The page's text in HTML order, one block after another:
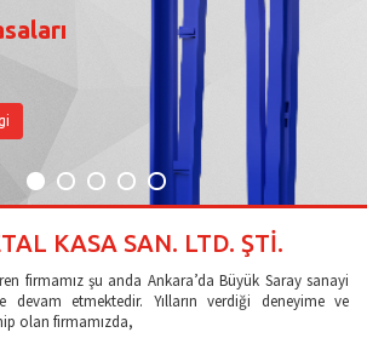
KASA SAN. LTD. ŞTİ.
firmamız şu anda Ankara’da Büyük Saray sanayi
devam etmektedir. Yılların verdiği deneyime ve
olan firmamızda,